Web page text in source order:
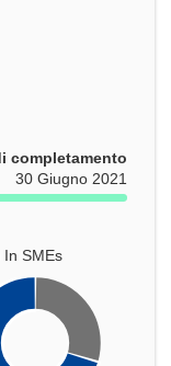
completamento
30 Giugno 2021
In SMEs